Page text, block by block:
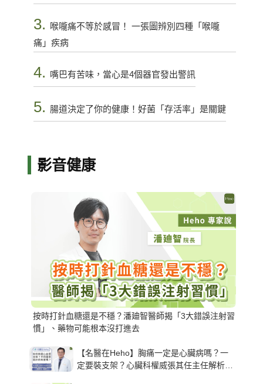
3.
喉嚨痛不等於感冒！ 一張圖辨別四種「喉嚨
痛」疾病
4. 嘴巴有苦味，當心是4個器官發出警訊
5. 腸道決定了你的健康！好菌「存活率」是關鍵
影音健康
按時打針血糖還是不穩？潘廸智醫師揭「3大錯誤注射習
慣」、藥物可能根本沒打進去
【名醫在Heho】胸痛一定是心臟病嗎？一
定要裝支架？心臟科權威張其任主任解析支